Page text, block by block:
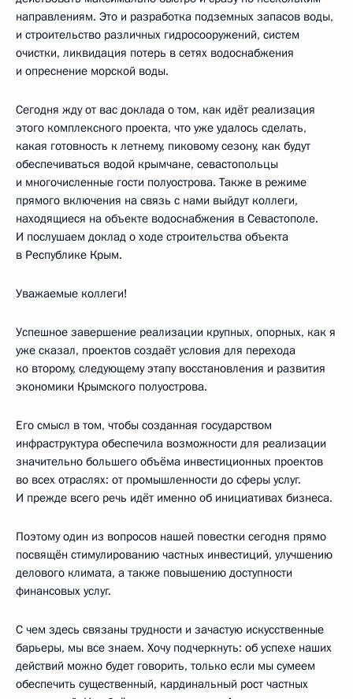
направлениям. Это и разработка подземных запасов воды,
и строительство различных гидросооружений, систем
очистки, ликвидация потерь в сетях водоснабжения
и опреснение морской воды.
Сегодня жду от вас доклада о том, как идёт реализация
этого комплексного проекта, что уже удалось сделать,
какая готовность к летнему, пиковому сезону, как будут
обеспечиваться водой крымчане, севастопольцы
и многочисленные гости полуострова. Также в режиме
прямого включения на связь с нами выйдут коллеги,
находящиеся на объекте водоснабжения в Севастополе.
И послушаем доклад о ходе строительства объекта
в Республике Крым.
Уважаемые коллеги!
Успешное завершение реализации крупных, опорных, как я
уже сказал, проектов создаёт условия для перехода
ко второму, следующему этапу восстановления и развития
экономики Крымского полуострова.
Его смысл в том, чтобы созданная государством
инфраструктура обеспечила возможности для реализации
значительно большего объёма инвестиционных проектов
во всех отраслях: от промышленности до сферы услуг.
И прежде всего речь идёт именно об инициативах бизнеса.
Поэтому один из вопросов нашей повестки сегодня прямо
посвящён стимулированию частных инвестиций, улучшению
делового климата, а также повышению доступности
финансовых услуг.
С чем здесь связаны трудности и зачастую искусственные
барьеры, мы все знаем. Хочу подчеркнуть: об успехе наших
действий можно будет говорить, только если мы сумеем
обеспечить существенный, кардинальный рост частных